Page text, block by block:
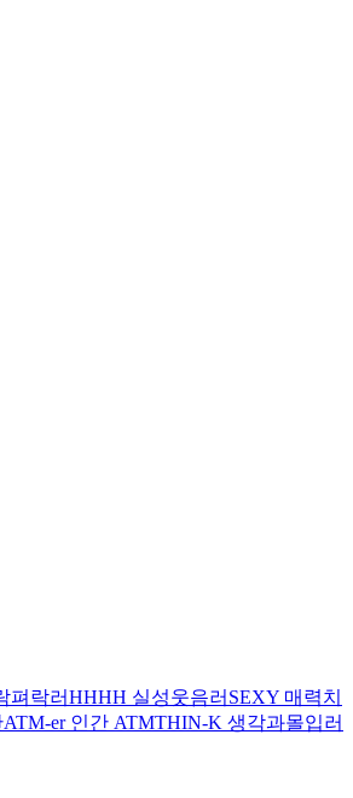
펴락러HHHH 실성웃음러 SEXY 매력치
ATM-er 인간 ATMTHIN-K 생각과몰입러